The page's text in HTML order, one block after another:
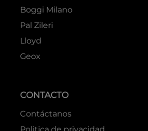
Boggi Milano
Pal Zileri
Lloyd
Geox
CONTACTO
Contáctanos